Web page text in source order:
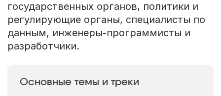
государственных органов, политики и
регулирующие органы, специалисты по
данным, инженеры-программисты и
разработчики.
Основные темы и треки